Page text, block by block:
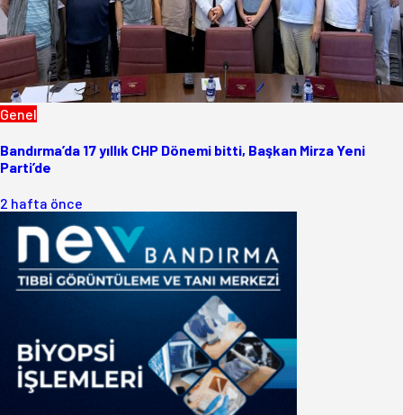
Genel
Bandırma’da 17 yıllık CHP Dönemi bitti, Başkan Mirza Yeni
Parti’de
2 hafta önce